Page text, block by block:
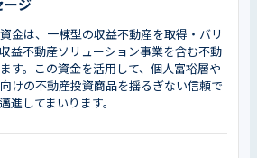
ージ
金は、一棟型の収益不動産を取得・バリ
益不動産ソリューション事業を含む不動
す。この資金を活用して、個人富裕層や
けの不動産投資商品を揺るぎない信頼で
進してまいります。